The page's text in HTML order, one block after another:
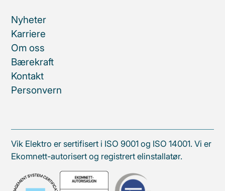
Nyheter
Karriere
Om oss
Bærekraft
Kontakt
Personvern
Vik Elektro er sertifisert i ISO 9001 og ISO 14001. Vi er
Ekomnett-autorisert og registrert elinstallatør.